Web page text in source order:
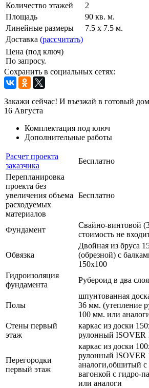
Количество этажей
2
Площадь
90 кв. м.
Линейные размеры
7.5 x 7.5 м.
Доставка (рассчитать)
Цена (под ключ)
По запросу.
Сохранить в социальных сетях:
Закажи сейчас! И въезжай в готовый
16 Августа
Комплектация под ключ
Дополнительные работы
Расчет проекта
заказчика
Бесплатно
Перепланировка
проекта без
увеличения объема
расходуемых
материалов
Бесплатно
Фундамент
Свайно-винтовой
стоимость не
Обвязка
Двойная из бруса
(обрезной) с
150х100
Гидроизоляция
фундамента
Рубероид в два слоя
Полы
шпунтованная
36 мм. (утепление
100 мм. или
Стены первый
этаж
каркас из доски
рулонный ISOVER
Перегородки
первый этаж
каркас из доски
рулонный ISOVER
аналоги,обшитый с
вагонкой с гидро-
или аналоги